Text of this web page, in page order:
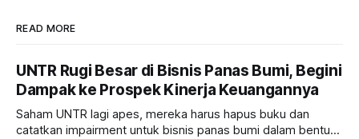
READ MORE
UNTR Rugi Besar di Bisnis Panas Bumi, Begini
Dampak ke Prospek Kinerja Keuangannya
Saham UNTR lagi apes, mereka harus hapus buku dan
catatkan impairment untuk bisnis panas bumi dalam bentuk